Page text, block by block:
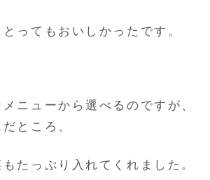
ってもおいしかったです。
ニューから選べるのですが、
ところ、
たっぷり入れてくれました。